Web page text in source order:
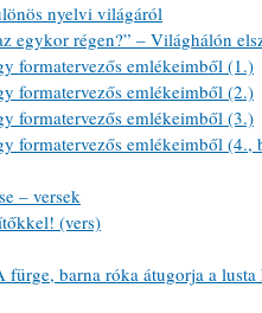
nyelvi világáról
egykor régen?” – Világhálón
formatervezős emlékeimből (1.)
formatervezős emlékeimből (2.)
formatervezős emlékeimből (3.)
formatervezős emlékeimből (4.,
– versek
(vers)
barna róka átugorja a lusta